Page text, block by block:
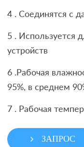
4 . Соединятся с
5 . Используется
устройств
6 .Рабочая
95%, в среднем
7 . Рабочая
ЗАПРОС